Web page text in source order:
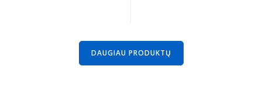
DAUGIAU PRODUKTŲ